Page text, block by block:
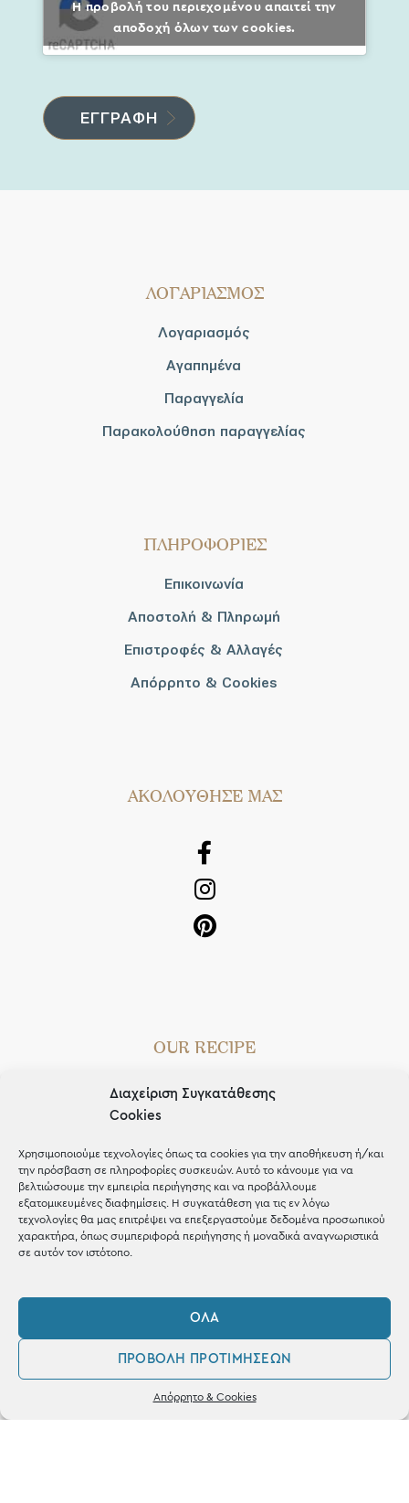
Διαχείριση Συγκατάθεσης
Cookies
Χρησιμοποιούμε τεχνολογίες όπως τα cookies για την αποθήκευση ή/και
την πρόσβαση σε πληροφορίες συσκευών. Αυτό το κάνουμε για να
βελτιώσουμε την εμπειρία περιήγησης και να προβάλλουμε
εξατομικευμένες διαφημίσεις. Η συγκατάθεση για τις εν λόγω
τεχνολογίες θα μας επιτρέψει να επεξεργαστούμε δεδομένα προσωπικού
χαρακτήρα, όπως συμπεριφορά περιήγησης ή μοναδικά αναγνωριστικά
σε αυτόν τον ιστότοπο.
ΌΛΑ
ΠΡΟΒΟΛΉ ΠΡΟΤΙΜΉΣΕΩΝ
Απόρρητο & Cookies
Η προβολή του περιεχομένου απαιτεί την
αποδοχή όλων των cookies.
ΛΟΓΑΡΙΑΣΜΟΣ
Λογαριασμός
Αγαπημένα
Παραγγελία
Παρακολούθηση παραγγελίας
ΠΛΗΡΟΦΟΡΙΕΣ
Επικοινωνία
Αποστολή & Πληρωμή
Επιστροφές & Αλλαγές
Απόρρητο & Cookies
AΚΟΛΟΥΘΗΣΕ ΜΑΣ
OUR RECIPE
Gifts
Blog
Shop the look
ΚΑΤΑΣΤΗΜΑ
Σταθά 17, 38221 Βόλος
Δευ / Τετ / Σαβ: 09:00 - 15:00
0